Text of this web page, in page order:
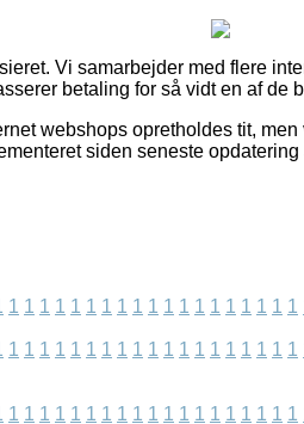
Vi samarbejder med flere
betaling for så vidt en af de
webshops opretholdes tit,
siden seneste opdatering
1 1 1 1 1 1 1 1 1 1 1 1 1 1 1 1 1 1 1
1 1 1 1 1 1 1 1 1 1 1 1 1 1 1 1 1 1 1
1 1 1 1 1 1 1 1 1 1 1 1 1 1 1 1 1 1 1